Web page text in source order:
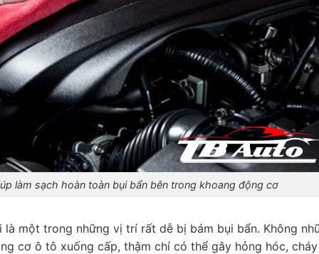
làm sạch hoàn toàn bụi bẩn bên trong khoang động cơ
một trong những vị trí rất dễ bị bám bụi bẩn. Không
cơ ô tô xuống cấp, thậm chí có thể gây hỏng hóc,